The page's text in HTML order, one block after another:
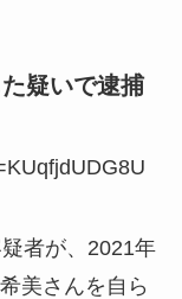
疑いで逮捕
者が、2021年
美さんを自ら